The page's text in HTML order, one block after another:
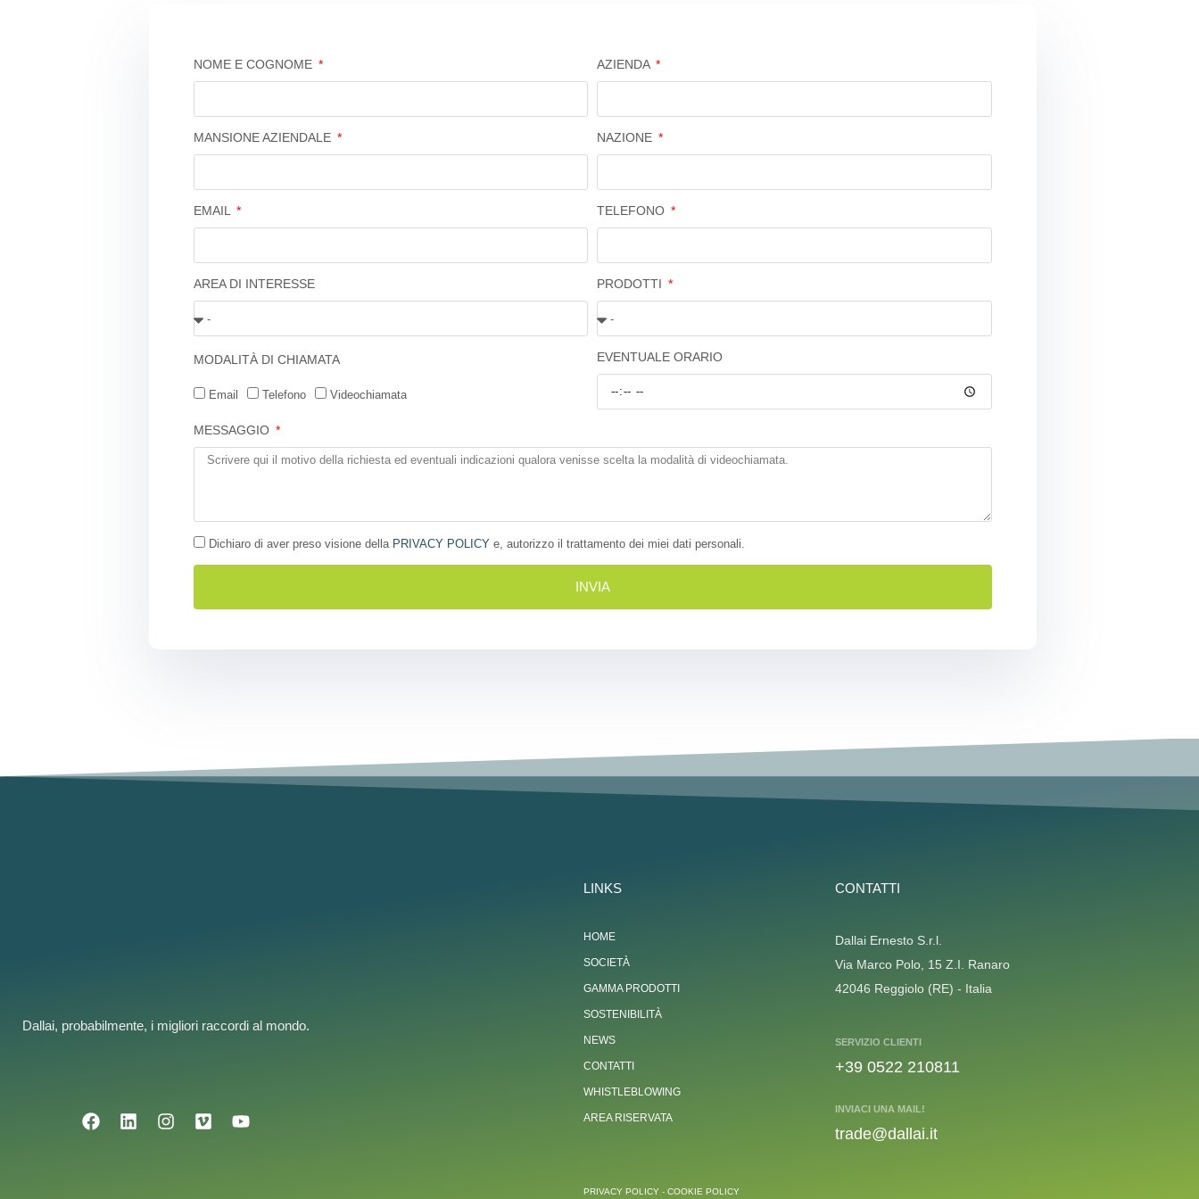
NOME E COGNOME AZIENDA
MANSIONE AZIENDALE NAZIONE
EMAIL TELEFONO
AREA DI INTERESSE PRODOTTI
MODALITÀ DI CHIAMATA
Email Telefono Videochiamata
EVENTUALE ORARIO
MESSAGGIO
Dichiaro di aver preso visione della PRIVACY POLICY e, autorizzo il trattamento dei miei dati personali.
INVIA
Dallai, probabilmente, i migliori raccordi al mondo.
LINKS
HOME
SOCIETÀ
GAMMA PRODOTTI
SOSTENIBILITÀ
NEWS
CONTATTI
WHISTLEBLOWING
AREA RISERVATA
PRIVACY POLICY- COOKIE POLICY
CONTATTI
Dallai Ernesto S.r.l.
Via Marco Polo, 15 Z.I. Ranaro
42046 Reggiolo (RE) - Italia
SERVIZIO CLIENTI
+39 0522 210811
INVIACI UNA MAIL!
trade@dallai.it